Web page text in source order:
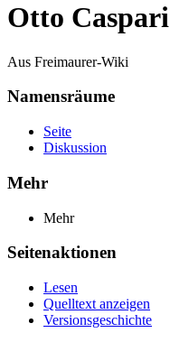
Otto Caspari
Aus Freimaurer-Wiki
Namensräume
Seite
Diskussion
Mehr
Mehr
Seitenaktionen
Lesen
Quelltext anzeigen
Versionsgeschichte